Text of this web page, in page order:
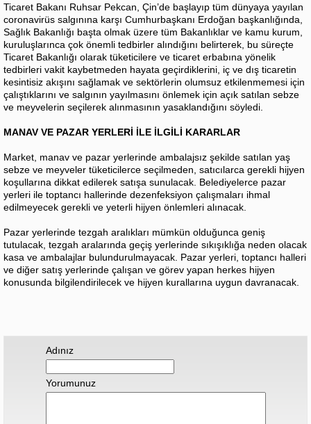
Ticaret Bakanı Ruhsar Pekcan, Çin’de başlayıp tüm dünyaya yayılan
coronavirüs salgınına karşı Cumhurbaşkanı Erdoğan başkanlığında,
Sağlık Bakanlığı başta olmak üzere tüm Bakanlıklar ve kamu kurum,
kuruluşlarınca çok önemli tedbirler alındığını belirterek, bu süreçte
Ticaret Bakanlığı olarak tüketicilere ve ticaret erbabına yönelik
tedbirleri vakit kaybetmeden hayata geçirdiklerini, iç ve dış ticaretin
kesintisiz akışını sağlamak ve sektörlerin olumsuz etkilenmemesi için
çalıştıklarını ve salgının yayılmasını önlemek için açık satılan sebze
ve meyvelerin seçilerek alınmasının yasaklandığını söyledi.
MANAV VE PAZAR YERLERİ İLE İLGİLİ KARARLAR
Market, manav ve pazar yerlerinde ambalajsız şekilde satılan yaş
sebze ve meyveler tüketicilerce seçilmeden, satıcılarca gerekli hijyen
koşullarına dikkat edilerek satışa sunulacak. Belediyelerce pazar
yerleri ile toptancı hallerinde dezenfeksiyon çalışmaları ihmal
edilmeyecek gerekli ve yeterli hijyen önlemleri alınacak.
Pazar yerlerinde tezgah aralıkları mümkün olduğunca geniş
tutulacak, tezgah aralarında geçiş yerlerinde sıkışıklığa neden olacak
kasa ve ambalajlar bulundurulmayacak. Pazar yerleri, toptancı halleri
ve diğer satış yerlerinde çalışan ve görev yapan herkes hijyen
konusunda bilgilendirilecek ve hijyen kurallarına uygun davranacak.
Adınız
Yorumunuz